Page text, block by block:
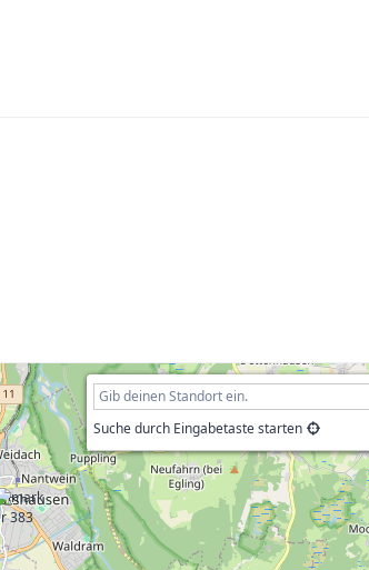
Suche durch Eingabetaste starten